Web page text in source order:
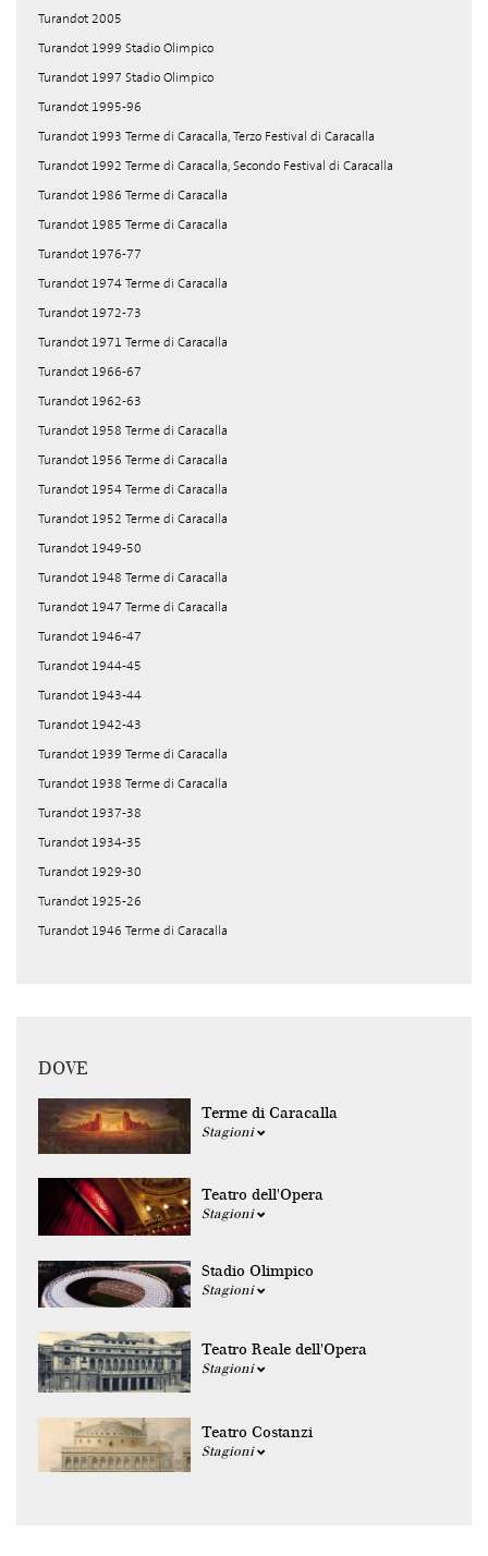
Turandot 2005
Turandot 1999 Stadio Olimpico
Turandot 1997 Stadio Olimpico
Turandot 1995-96
Turandot 1993 Terme di Caracalla, Terzo Festival di Caracalla
Turandot 1992 Terme di Caracalla, Secondo Festival di Caracalla
Turandot 1986 Terme di Caracalla
Turandot 1985 Terme di Caracalla
Turandot 1976-77
Turandot 1974 Terme di Caracalla
Turandot 1972-73
Turandot 1971 Terme di Caracalla
Turandot 1966-67
Turandot 1962-63
Turandot 1958 Terme di Caracalla
Turandot 1956 Terme di Caracalla
Turandot 1954 Terme di Caracalla
Turandot 1952 Terme di Caracalla
Turandot 1949-50
Turandot 1948 Terme di Caracalla
Turandot 1947 Terme di Caracalla
Turandot 1946-47
Turandot 1944-45
Turandot 1943-44
Turandot 1942-43
Turandot 1939 Terme di Caracalla
Turandot 1938 Terme di Caracalla
Turandot 1937-38
Turandot 1934-35
Turandot 1929-30
Turandot 1925-26
Turandot 1946 Terme di Caracalla
DOVE
Terme di Caracalla
Stagioni
Teatro dell'Opera
Stagioni
Stadio Olimpico
Stagioni
Teatro Reale dell'Opera
Stagioni
Teatro Costanzi
Stagioni